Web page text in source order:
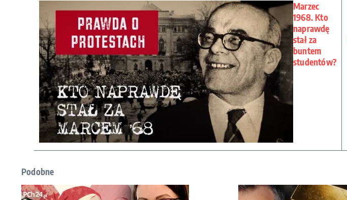
Marzec
1968. Kto
naprawdę
stał za
buntem
studentów?
Podobne